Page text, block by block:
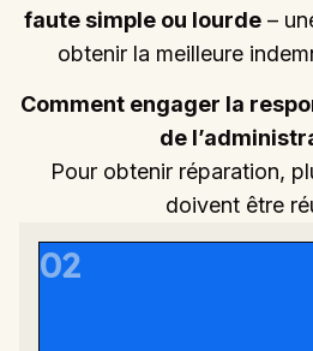
faute simple ou lourde–
obtenir la meilleure
Comment engager la
de
Pour obtenir réparation,
doivent être
02